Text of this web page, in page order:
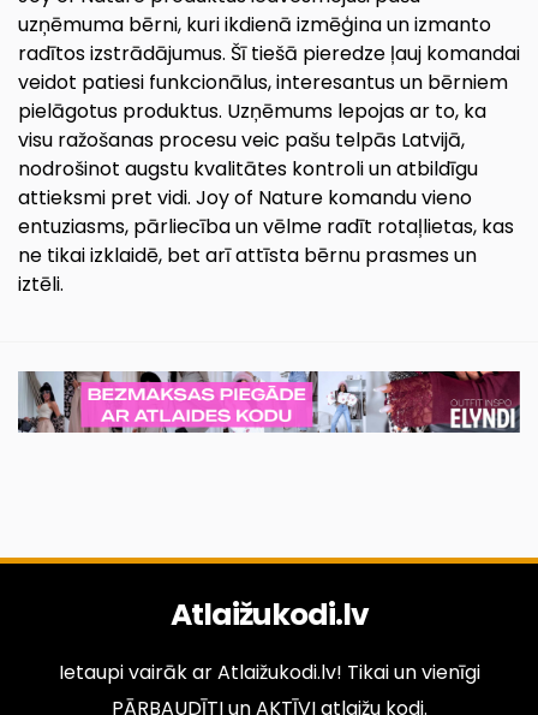
uzņēmuma bērni, kuri ikdienā izmēģina un izmanto
radītos izstrādājumus. Šī tiešā pieredze ļauj komandai
veidot patiesi funkcionālus, interesantus un bērniem
pielāgotus produktus. Uzņēmums lepojas ar to, ka
visu ražošanas procesu veic pašu telpās Latvijā,
nodrošinot augstu kvalitātes kontroli un atbildīgu
attieksmi pret vidi. Joy of Nature komandu vieno
entuziasms, pārliecība un vēlme radīt rotaļlietas, kas
ne tikai izklaidē, bet arī attīsta bērnu prasmes un
iztēli.
Atlaižukodi.lv
Ietaupi vairāk ar Atlaižukodi.lv! Tikai un vienīgi
PĀRBAUDĪTI un AKTĪVI atlaižu kodi.